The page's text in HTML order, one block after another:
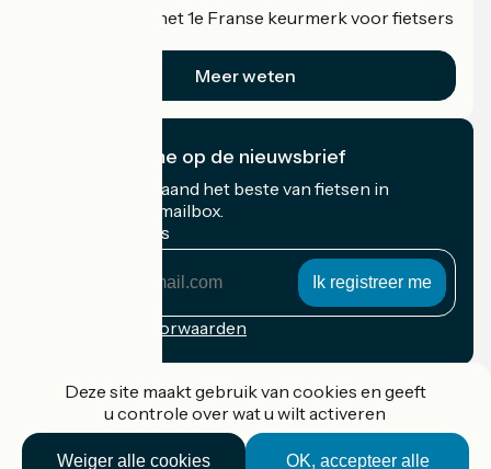
Accueil Vélo is het 1e Franse keurmerk voor fietsers
Meer weten
Ik abonneer me op de nieuwsbrief
Ontvang elke maand het beste van fietsen in
Frankrijk in uw mailbox.
Mijn e-mailadres
Inschrijvingsvoorwaarden
Deze site maakt gebruik van cookies en geeft
u controle over wat u wilt activeren
OK, accepteer alle
Weiger alle cookies